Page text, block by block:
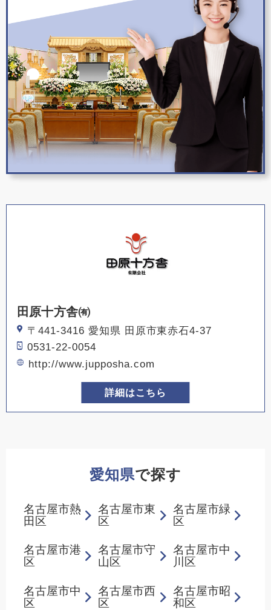
田原十方舎㈲
〒441-3416 愛知県 田原市東赤石4-37
0531-22-0054
http://www.jupposha.com
詳細はこちら
愛知県で探す
名古屋市熱
田区
名古屋市東
区
名古屋市緑
区
名古屋市港
区
名古屋市守
山区
名古屋市中
川区
名古屋市中
区
名古屋市西
区
名古屋市昭
和区